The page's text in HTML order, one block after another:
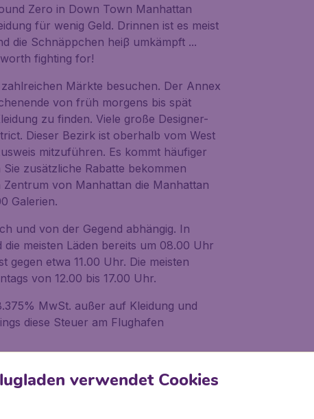
Zero in Down Town Manhattan
für wenig Geld. Drinnen ist es meist
die Schnäppchen heiβ umkämpft ...
fighting for!
Märkte besuchen. Der Annex
von früh morgens bis spät
zu finden. Viele große Designer-
Dieser Bezirk ist oberhalb vom West
mitzuführen. Es kommt häufiger
zusätzliche Rabatte bekommen
von Manhattan die Manhattan
Galerien.
und von der Gegend abhängig. In
meisten Läden bereits um 08.00 Uhr
gegen etwa 11.00 Uhr. Die meisten
von 12.00 bis 17.00 Uhr.
MwSt. außer auf Kleidung und
diese Steuer am Flughafen
Wenn Sie einen Flug nach New
verwendet Cookies